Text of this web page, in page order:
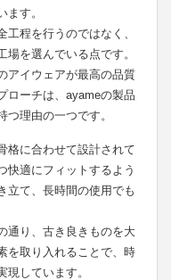
す。
程を行うのではなく、
を選んでいる点です。
アイウェアが最高の品質
ローチは、ayameの製品
理由の一つです。
格に合わせて設計されて
快適にフィットするよう
立て、長時間の使用でも
通り、古き良きものを大
を取り入れることで、時
しています。